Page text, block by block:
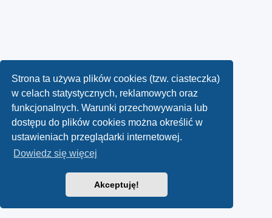
Strona ta używa plików cookies (tzw. ciasteczka)
w celach statystycznych, reklamowych oraz
funkcjonalnych. Warunki przechowywania lub
dostępu do plików cookies można określić w
ustawieniach przeglądarki internetowej.
Dowiedz się więcej
Akceptuję!